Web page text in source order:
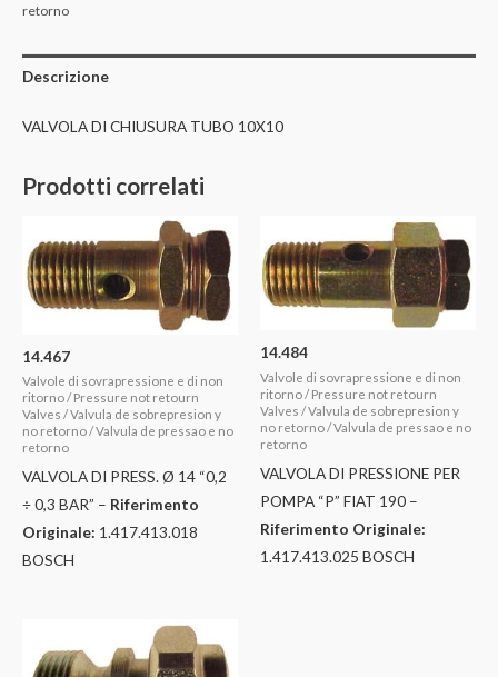
retorno
Descrizione
VALVOLA DI CHIUSURA TUBO 10X10
Prodotti correlati
14.467
Valvole di sovrapressione e di non
ritorno / Pressure not retourn
Valves / Valvula de sobrepresion y
no retorno / Valvula de pressao e no
retorno
VALVOLA DI PRESS. Ø 14 “0,2
÷ 0,3 BAR” – Riferimento
Originale: 1.417.413.018
BOSCH
14.484
Valvole di sovrapressione e di non
ritorno / Pressure not retourn
Valves / Valvula de sobrepresion y
no retorno / Valvula de pressao e no
retorno
VALVOLA DI PRESSIONE PER
POMPA “P” FIAT 190 –
Riferimento Originale:
1.417.413.025 BOSCH